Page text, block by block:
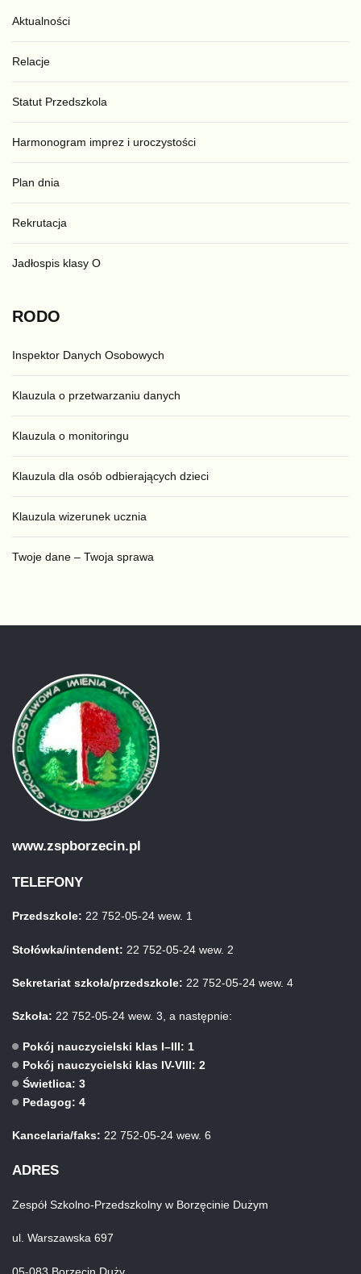
Aktualności
Relacje
Statut Przedszkola
Harmonogram imprez i uroczystości
Plan dnia
Rekrutacja
Jadłospis klasy O
RODO
Inspektor Danych Osobowych
Klauzula o przetwarzaniu danych
Klauzula o monitoringu
Klauzula dla osób odbierających dzieci
Klauzula wizerunek ucznia
Twoje dane – Twoja sprawa
www.zspborzecin.pl
TELEFONY
Przedszkole: 22 752-05-24 wew. 1
Stołówka/intendent: 22 752-05-24 wew. 2
Sekretariat szkoła/przedszkole: 22 752-05-24 wew. 4
Szkoła: 22 752-05-24 wew. 3, a następnie:
Pokój nauczycielski klas I–III: 1
Pokój nauczycielski klas IV-VIII: 2
Świetlica: 3
Pedagog: 4
Kancelaria/faks: 22 752-05-24 wew. 6
ADRES
Zespół Szkolno-Przedszkolny w Borzęcinie Dużym
ul. Warszawska 697
05-083 Borzęcin Duży